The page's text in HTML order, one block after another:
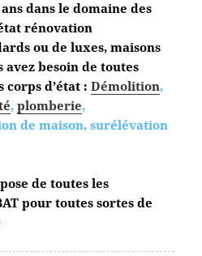
dans le domaine des
rénovation
ou de luxes, maisons
avez besoin de toutes
d’état : Démolition,
,plomberie,
de maison, surélévation
de toutes les
pour toutes sortes de